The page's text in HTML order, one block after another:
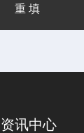
资讯中心